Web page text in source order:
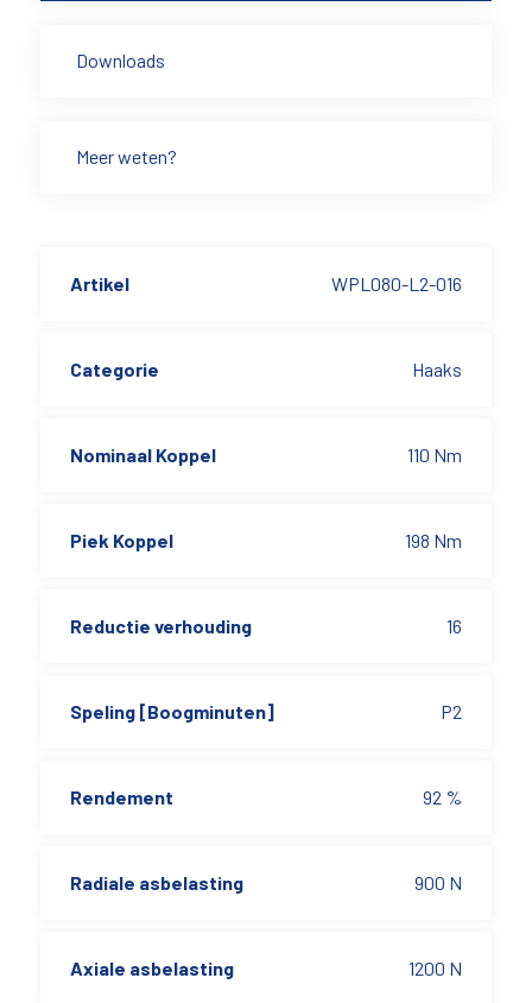
Downloads
Meer weten?
Artikel WPL080-L2-016
Categorie Haaks
Nominaal Koppel 110 Nm
Piek Koppel 198 Nm
Reductie verhouding 16
Speling [Boogminuten] P2
Rendement 92 %
Radiale asbelasting 900 N
Axiale asbelasting 1200 N